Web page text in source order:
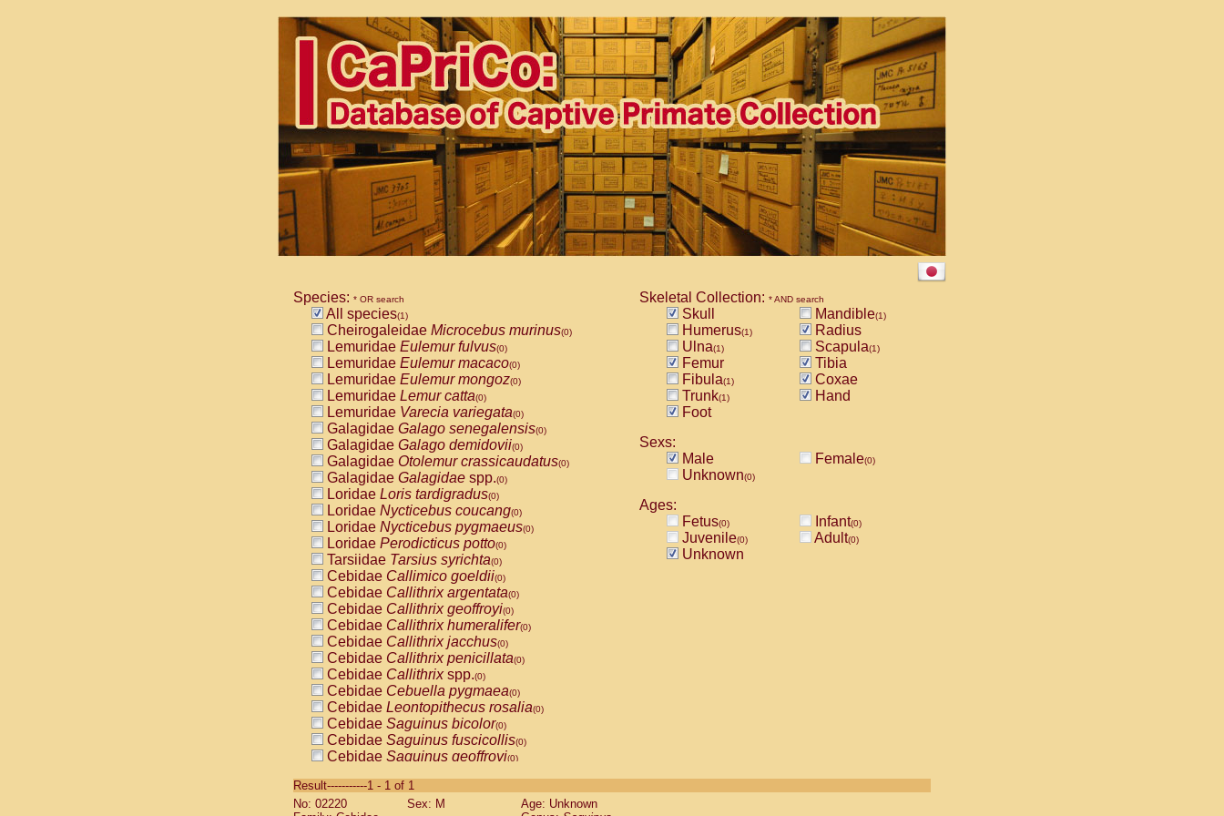
Species: * OR search
All species(1)
Cheirogaleidae Microcebus murinus(0)
Lemuridae Eulemur fulvus(0)
Lemuridae Eulemur macaco(0)
Lemuridae Eulemur mongoz(0)
Lemuridae Lemur catta(0)
Lemuridae Varecia variegata(0)
Galagidae Galago senegalensis(0)
Galagidae Galago demidovii(0)
Galagidae Otolemur crassicaudatus(0)
Galagidae Galagidae spp.(0)
Loridae Loris tardigradus(0)
Loridae Nycticebus coucang(0)
Loridae Nycticebus pygmaeus(0)
Loridae Perodicticus potto(0)
Tarsiidae Tarsius syrichta(0)
Cebidae Callimico goeldii(0)
Cebidae Callithrix argentata(0)
Cebidae Callithrix geoffroyi(0)
Cebidae Callithrix humeralifer(0)
Cebidae Callithrix jacchus(0)
Cebidae Callithrix penicillata(0)
Cebidae Callithrixspp.(0)
Cebidae Cebuella pygmaea(0)
Cebidae Leontopithecus rosalia(0)
Cebidae Saguinus bicolor(0)
Cebidae Saguinus fuscicollis(0)
Cebidae Saguinus geoffroyi(0)
CebidaeSaguinus labiatus(0)
Cebidae Saguinus leucopus (0)
Skeletal Collection: * AND search
Skull Mandible(1)
Humerus(1)
Radius
Ulna(1) Scapula(1)
Femur
Tibia
Fibula(1)
Coxae
Trunk(1)
Hand
Foot
Sexs:
Male
Female(0)
Unknown(0)
Ages:
Fetus(0) Infant(0)
Juvenile(0) Adult(0)
Unknown
Result-----------1 - 1 of 1
No: 02220
Sex: M
Age: Unknown